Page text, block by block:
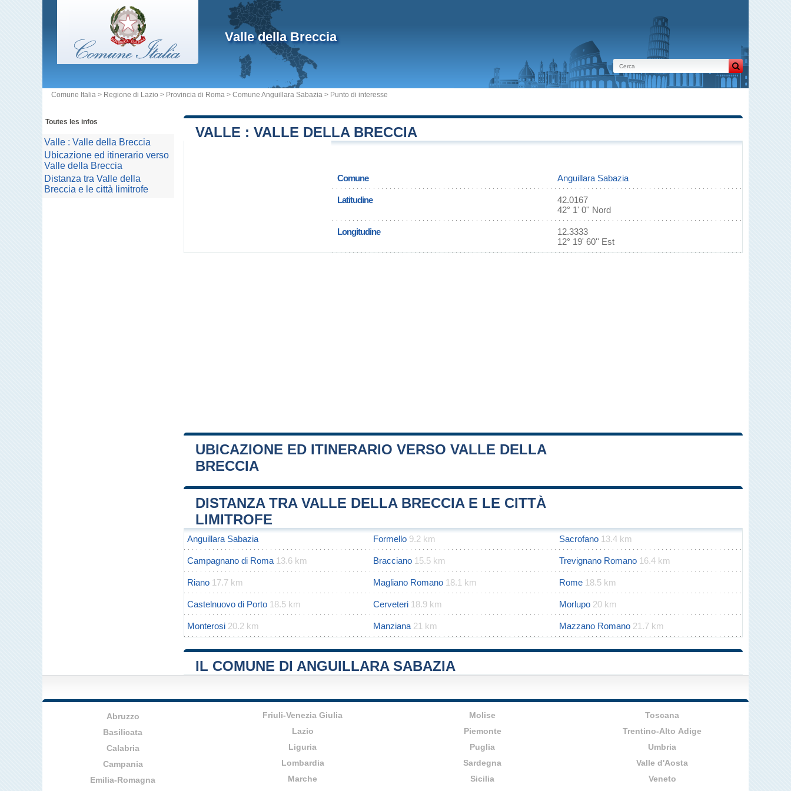
Valle della Breccia
Comune Italia > Regione di Lazio > Provincia di Roma > Comune Anguillara Sabazia > Punto di interesse
VALLE : VALLE DELLA BRECCIA
Comune Anguillara Sabazia
Latitudine
42.0167
42° 1' 0'' Nord
Longitudine
12.3333
12° 19' 60'' Est
UBICAZIONE ED ITINERARIO VERSO VALLE DELLA
BRECCIA
+
−
DISTANZA TRA VALLE DELLA BRECCIA E LE CITTÀ
LIMITROFE
Anguillara Sabazia Formello 9.2 km Sacrofano 13.4 km
Campagnano di Roma 13.6 km Bracciano 15.5 km Trevignano Romano 16.4 km
Riano 17.7 km Magliano Romano 18.1 km Rome 18.5 km
Castelnuovo di Porto 18.5 km Cerveteri 18.9 km Morlupo 20 km
Monterosi 20.2 km Manziana 21 km Mazzano Romano 21.7 km
IL COMUNE DI ANGUILLARA SABAZIA
Toutes les infos
Valle : Valle della Breccia
Ubicazione ed itinerario verso
Valle della Breccia
Distanza tra Valle della
Breccia e le città limitrofe
Abruzzo
Basilicata
Calabria
Campania
Emilia-Romagna
Friuli-Venezia Giulia
Lazio
Liguria
Lombardia
Marche
Molise
Piemonte
Puglia
Sardegna
Sicilia
Toscana
Trentino-Alto Adige
Umbria
Valle d'Aosta
Veneto